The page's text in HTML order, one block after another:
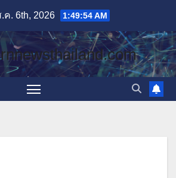
. 6th, 2026 1:49:55 AM